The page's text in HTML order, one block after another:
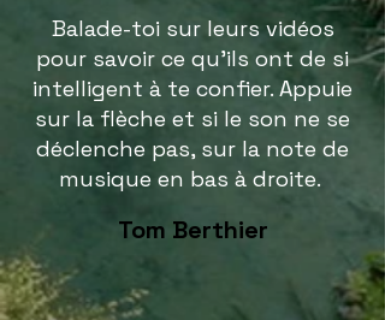
Balade-toi sur leurs vidéos
pour savoir ce qu'ils ont de si
intelligent à te confier. Appuie
sur la flèche et si le son ne se
déclenche pas, sur la note de
musique en bas à droite.
Tom Berthier